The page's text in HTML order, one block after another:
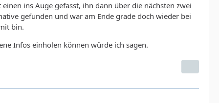
ins Auge gefasst, ihn dann über die nächsten zwei
gefunden und war am Ende grade doch wieder bei
bin.
Infos einholen können würde ich sagen.